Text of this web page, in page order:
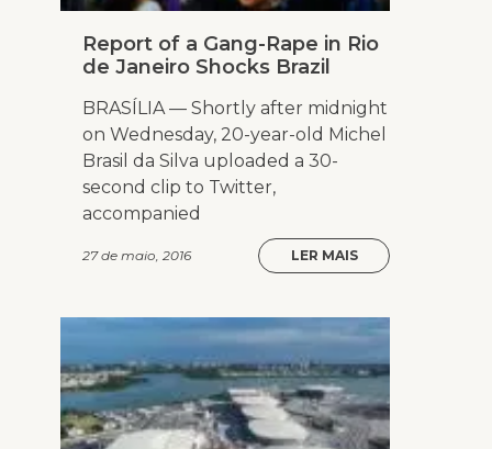
Report of a Gang-Rape in Rio
de Janeiro Shocks Brazil
BRASÍLIA — Shortly after midnight
on Wednesday, 20-year-old Michel
Brasil da Silva uploaded a 30-
second clip to Twitter,
accompanied
27 de maio, 2016 LER MAIS